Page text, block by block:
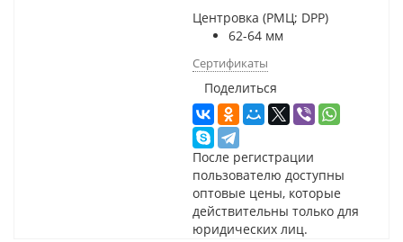
Центровка (РМЦ; DPP)
62-64 мм
Сертификаты
Поделиться
После регистрации
пользователю доступны
оптовые цены, которые
действительны только для
юридических лиц.